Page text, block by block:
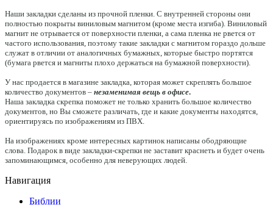
Наши закладки сделаны из прочной пленки. С внутренней стороны они
полностью покрыты виниловым магнитом (кроме места изгиба). Виниловый
магнит не отрывается от поверхности пленки, а сама пленка не рвется от
частого использования, поэтому такие закладки с магнитом гораздо дольше
служат в отличии от аналогичных бумажных, которые быстро портятся
(бумага рвется и магниты плохо держаться на бумажной поверхности).
У нас продается в магазине закладка, которая может скреплять большое
количество документов – незаменимая вещь в офисе.
Наша закладка скрепка поможет не только хранить большое количество
документов, но Вы сможете различать, где и какие документы находятся,
ориентируясь по изображениям из ПВХ.
На изображениях кроме интересных картинок написаны ободряющие
слова. Подарок в виде закладки-скрепки не заставит краснеть и будет очень
запоминающимся, особенно для неверующих людей.
Навигация
Библии